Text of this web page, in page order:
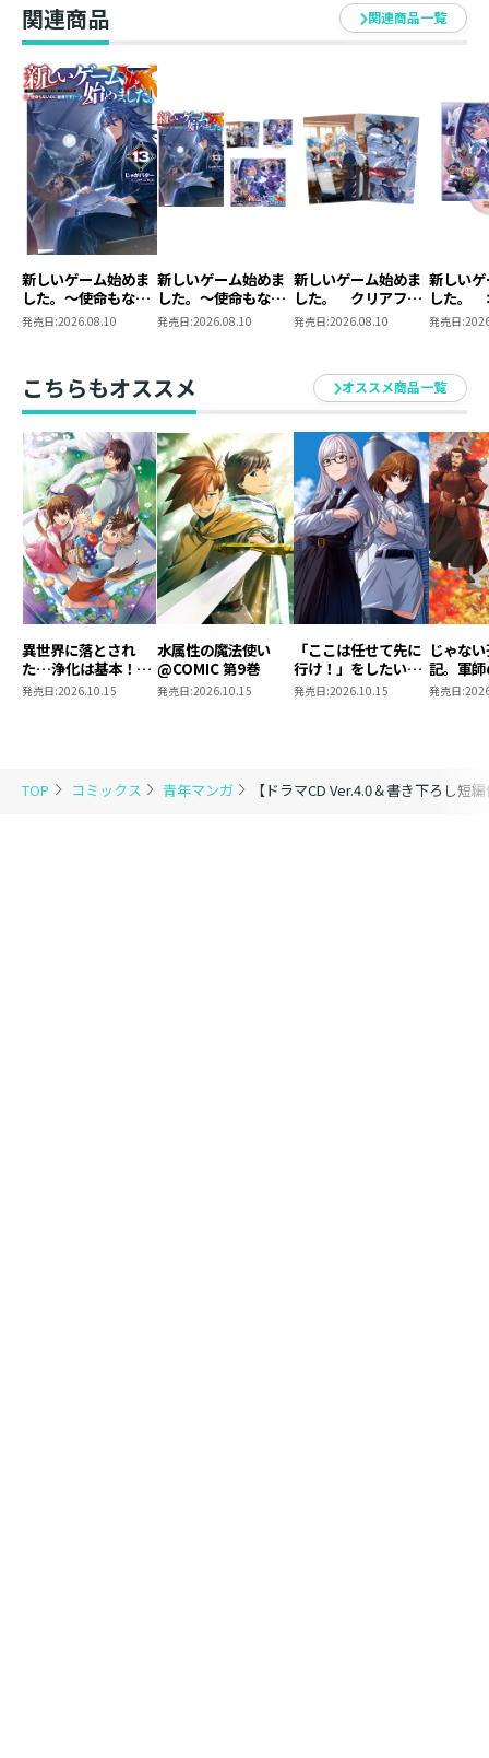
TOP コミックス 青年マンガ 【ドラマCD Ver.4.0＆書き下ろし短
ジャスミンの魔女：進藤尚美
カル：小野大輔
ガラハド：松田健一郎
カミラ：本多真梨子
イーグル：田丸篤志
レーノ：大野智敬
運営Ａ：高橋伸也
運営Ｂ：遠藤広之
運営Ｃ：財満健太
品番 ： TOBC0065
仕様 ： SS付きドラマCD
ドラマＣＤ分数 ： 53分
関連商品 関連商品一覧
新しいゲーム始めま
した。～使命もない
のに最強です？～13
発売日:2026.08.10
新しいゲーム始めま
した。～使命もない
のに最強です？～
発売日:2026.08.10
新しいゲーム始めま
した。 クリアファ
イルセット
発売日:2026.08.10
新しい
した。
クリル
発売日:
こちらもオススメ オススメ商品一覧
異世界に落とされ
た…浄化は基本！
@COMIC 第7巻
発売日:2026.10.15
水属性の魔法使い
@COMIC 第9巻
発売日:2026.10.15
「ここは任せて先に
行け！」をしたい死
にたがりの望まぬ宇
発売日:2026.10.15
じゃな
記。軍
われま
発売日: